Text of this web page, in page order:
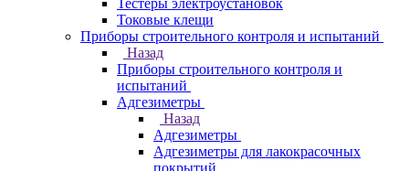
Тестеры электроустановок
Токовые клещи
Приборы строительного контроля и испытаний
Назад
Приборы строительного контроля и
испытаний
Адгезиметры
Назад
Адгезиметры
Адгезиметры для лакокрасочных
покрытий